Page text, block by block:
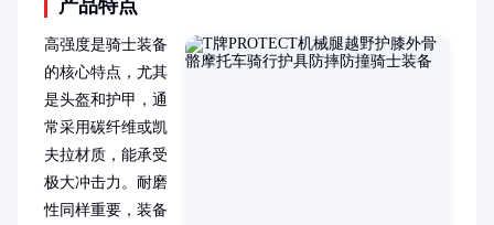
产品特点
高强度是骑士装备
的核心特点，尤其
是头盔和护甲，通
常采用碳纤维或凯
夫拉材质，能承受
极大冲击力。耐磨
性同样重要，装备